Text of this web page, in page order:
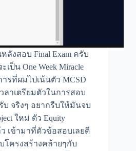
ลังสอบ Final Exam ครับ
ป็น One Week Miracle
รที่ผมไปเน้นตัว MCSD
ลาเตรียมตัวในการสอบ
จริงๆ อยากรีบให้มันจบ
ใหม่ ตัว Equity
ว เข้ามาที่ตัวข้อสอบเลยดี
ครงสร้างคล้ายๆกับ